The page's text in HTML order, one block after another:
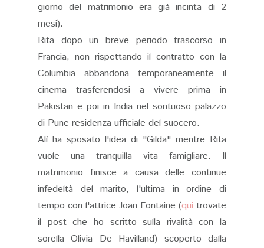
giorno del matrimonio era già incinta di 2
mesi).
Rita dopo un breve periodo trascorso in
Francia, non rispettando il contratto con la
Columbia abbandona temporaneamente il
cinema trasferendosi a vivere prima in
Pakistan e poi in India nel sontuoso palazzo
di Pune residenza ufficiale del suocero.
Alì ha sposato l'idea di "Gilda" mentre Rita
vuole una tranquilla vita famigliare. Il
matrimonio finisce a causa delle continue
infedeltà del marito, l'ultima in ordine di
tempo con l'attrice Joan Fontaine (qui trovate
il post che ho scritto sulla rivalità con la
sorella Olivia De Havilland) scoperto dalla